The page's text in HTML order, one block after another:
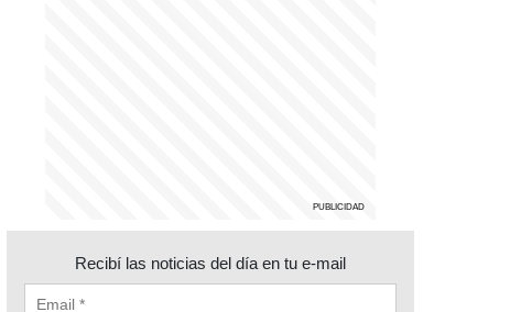
Recibí las noticias del día en tu e-mail